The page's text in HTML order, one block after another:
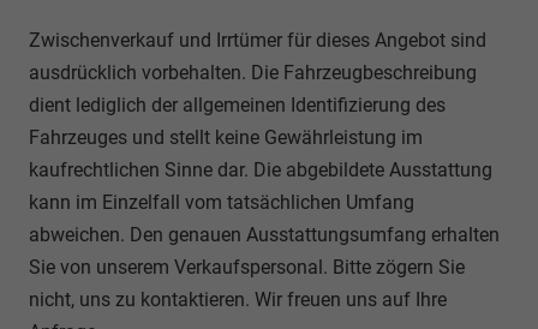
Zwischenverkauf und Irrtümer für dieses Angebot sind
ausdrücklich vorbehalten. Die Fahrzeugbeschreibung
dient lediglich der allgemeinen Identifizierung des
Fahrzeuges und stellt keine Gewährleistung im
kaufrechtlichen Sinne dar. Die abgebildete Ausstattung
kann im Einzelfall vom tatsächlichen Umfang
abweichen. Den genauen Ausstattungsumfang erhalten
Sie von unserem Verkaufspersonal. Bitte zögern Sie
nicht, uns zu kontaktieren. Wir freuen uns auf Ihre